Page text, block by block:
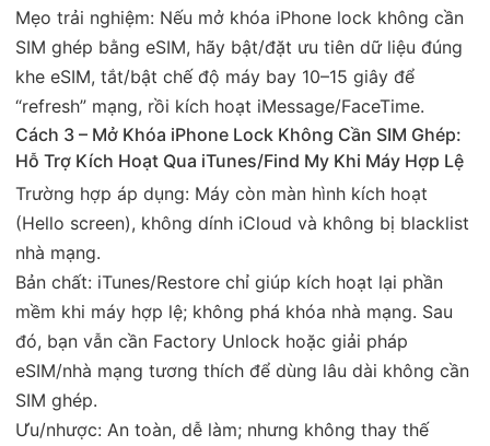
Mẹo trải nghiệm: Nếu mở khóa iPhone lock không cần
SIM ghép bằng eSIM, hãy bật/đặt ưu tiên dữ liệu đúng
khe eSIM, tắt/bật chế độ máy bay 10–15 giây để
“refresh” mạng, rồi kích hoạt iMessage/FaceTime.
Cách 3 – Mở Khóa iPhone Lock Không Cần SIM Ghép:
Hỗ Trợ Kích Hoạt Qua iTunes/Find My Khi Máy Hợp Lệ
Trường hợp áp dụng: Máy còn màn hình kích hoạt
(Hello screen), không dính iCloud và không bị blacklist
nhà mạng.
Bản chất: iTunes/Restore chỉ giúp kích hoạt lại phần
mềm khi máy hợp lệ; không phá khóa nhà mạng. Sau
đó, bạn vẫn cần Factory Unlock hoặc giải pháp
eSIM/nhà mạng tương thích để dùng lâu dài không cần
SIM ghép.
Ưu/nhược: An toàn, dễ làm; nhưng không thay thế